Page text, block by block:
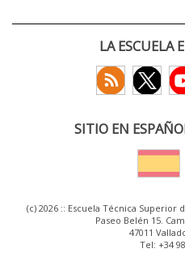
LA ESCUELA
SITIO EN
(c) 2026 :: Escuela Técnica
Paseo Belén 15.
47011
Tel: +34